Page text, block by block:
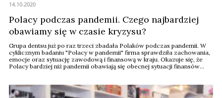
Polacy podczas pandemii. Czego najbardziej
obawiamy się w czasie kryzysu?
Grupa dentsu już po raz trzeci zbadała Polaków podczas pandemii. W
cyklicznym badaniu "Polacy w pandemii" firma sprawdziła zachowania,
emocje oraz sytuację zawodową i finansową w kraju. Okazuje się, że
Polacy bardziej niż pandemii obawiają się obecnej sytuacji finansów
14.10.2020